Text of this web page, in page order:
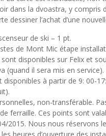
dans la dvoastra, y compris
dessiner l’achat d’une
de ski – 1 pt.
de Mont Mic étape
disponibles sur Felix et
(quand il sera mis en service).
disponibles à partir de 9: 00-
non-transférable.
ferraille. Ces points sont
2015. Nous nous réservons